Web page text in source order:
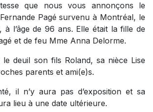
que nous vous annonçons le
Pagé survenu à Montréal, le
à l’âge de 96 ans. Elle était la fille de
et de feu Mme Anna Delorme.
le deuil son fils Roland, sa nièce Lise
parents et ami(e)s.
il n’y aura pas d’exposition et sa
lieu à une date ultérieure.